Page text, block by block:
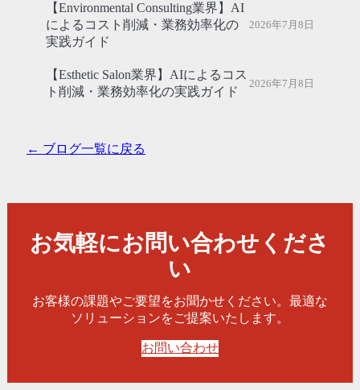
【Environmental Consulting業界】AI
によるコスト削減・業務効率化の
実践ガイド
2026年7月8日
【Esthetic Salon業界】AIによるコス
ト削減・業務効率化の実践ガイド
2026年7月8日
← ブログ一覧に戻る
お気軽にお問い合わせくださ
い
お客様の課題やご要望をお聞かせください。最適な
ソリューションをご提案いたします。
お問い合わせ